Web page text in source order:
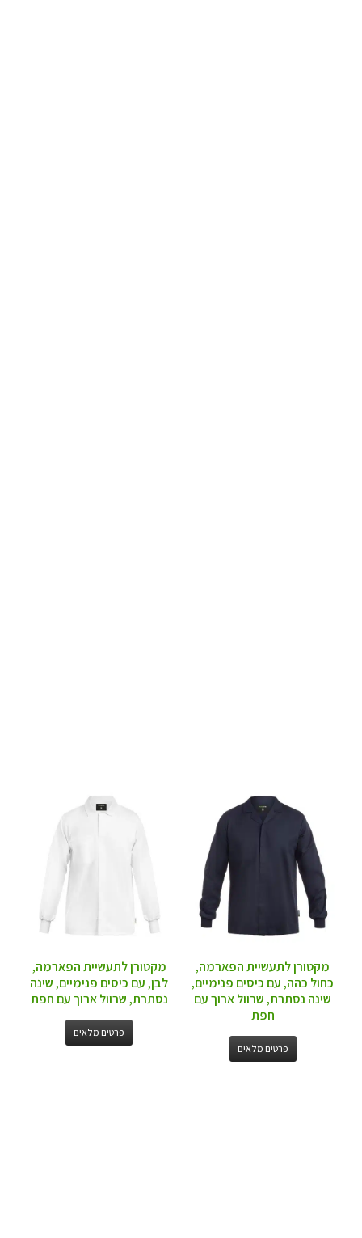
מקטורן לתעשיית הפארמה,
כחול כהה, עם כיסים פנימיים,
שינה נסתרת, שרוול ארוך עם
חפת
פרטים מלאים
מקטורן לתעשיית הפארמה,
לבן, עם כיסים פנימיים, שינה
נסתרת, שרוול ארוך עם חפת
פרטים מלאים